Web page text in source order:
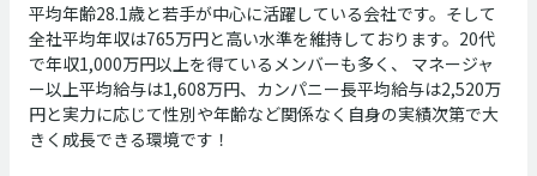
平均年齢28.1歳と若手が中心に活躍している会社です。そして
全社平均年収は765万円と高い水準を維持しております。20代
で年収1,000万円以上を得ているメンバーも多く、
マネージャ
ー以上平均給与は1,608万円、カンパニー長平均給与は2,520万
円と実力に応じて性別や年齢など関係なく自身の実績次第で大
きく成長できる環境です！